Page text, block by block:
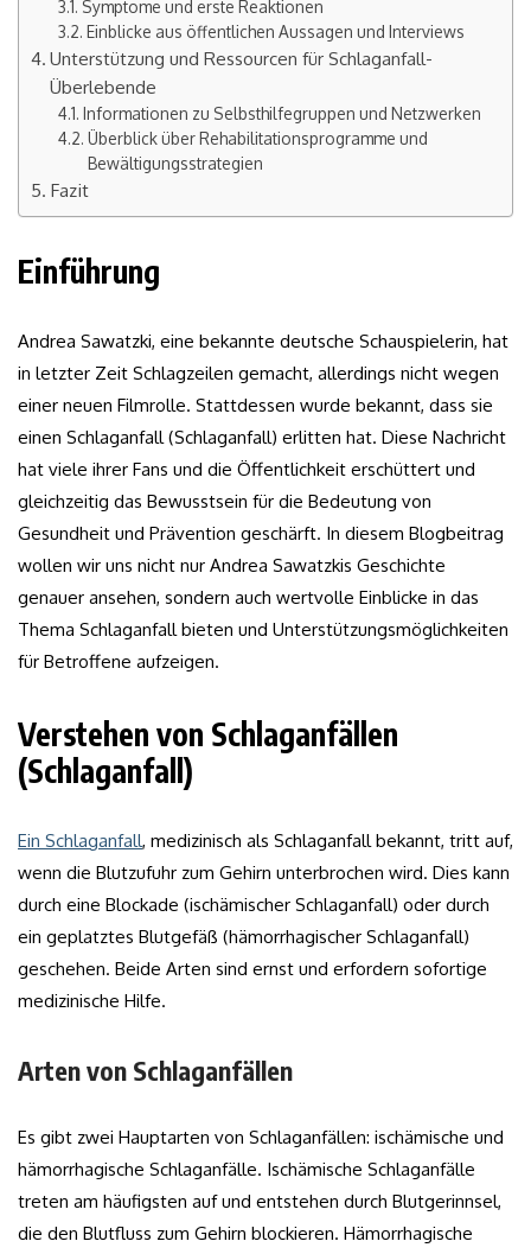
Symptome und erste Reaktionen
Einblicke aus öffentlichen Aussagen und Interviews
Unterstützung und Ressourcen für Schlaganfall-
Überlebende
Informationen zu Selbsthilfegruppen und Netzwerken
Überblick über Rehabilitationsprogramme und
Bewältigungsstrategien
Fazit
Einführung
Andrea Sawatzki, eine bekannte deutsche Schauspielerin, hat
in letzter Zeit Schlagzeilen gemacht, allerdings nicht wegen
einer neuen Filmrolle. Stattdessen wurde bekannt, dass sie
einen Schlaganfall (Schlaganfall) erlitten hat. Diese Nachricht
hat viele ihrer Fans und die Öffentlichkeit erschüttert und
gleichzeitig das Bewusstsein für die Bedeutung von
Gesundheit und Prävention geschärft. In diesem Blogbeitrag
wollen wir uns nicht nur Andrea Sawatzkis Geschichte
genauer ansehen, sondern auch wertvolle Einblicke in das
Thema Schlaganfall bieten und Unterstützungsmöglichkeiten
für Betroffene aufzeigen.
Verstehen von Schlaganfällen
(Schlaganfall)
Ein Schlaganfall, medizinisch als Schlaganfall bekannt, tritt auf,
wenn die Blutzufuhr zum Gehirn unterbrochen wird. Dies kann
durch eine Blockade (ischämischer Schlaganfall) oder durch
ein geplatztes Blutgefäß (hämorrhagischer Schlaganfall)
geschehen. Beide Arten sind ernst und erfordern sofortige
medizinische Hilfe.
Arten von Schlaganfällen
Es gibt zwei Hauptarten von Schlaganfällen: ischämische und
hämorrhagische Schlaganfälle. Ischämische Schlaganfälle
treten am häufigsten auf und entstehen durch Blutgerinnsel,
die den Blutfluss zum Gehirn blockieren. Hämorrhagische